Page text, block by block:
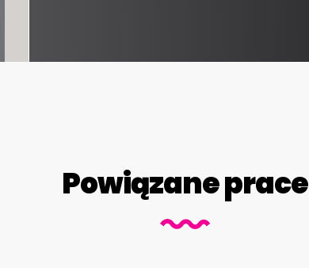
Powiązane prace